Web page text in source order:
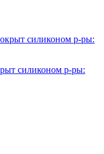
силиконом р-ры: